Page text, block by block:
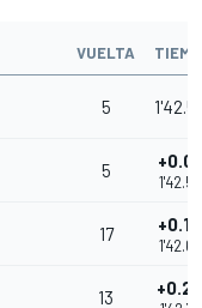
VUELTA
5
5
17
13